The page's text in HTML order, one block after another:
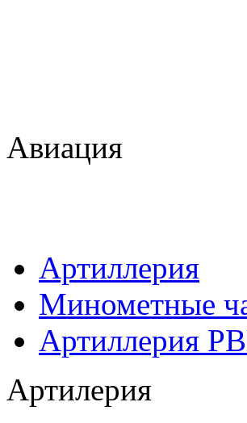
Авиация
Артиллерия
Минометные
Артиллерия
Артилерия